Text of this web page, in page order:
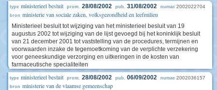
type ministerieel besluit prom. 28/08/2002 pub. 31/08/2002 numac 2002022704
bron ministerie van sociale zaken, volksgezondheid en leefmilieu
Ministerieel besluit tot wijziging van het ministerieel besluit van 19
augustus 2002 tot wijziging van de lijst gevoegd bij het koninklijk besluit
van 21 december 2001 tot vaststelling van de procedures, termijnen en
voorwaarden inzake de tegemoetkoming van de verplichte verzekering
voor geneeskundige verzorging en uitkeringen in de kosten van
farmaceutische specialiteiten
type ministerieel besluit prom. 28/08/2002 pub. 06/09/2002 numac 2002036157
bron ministerie van de vlaamse gemeenschap